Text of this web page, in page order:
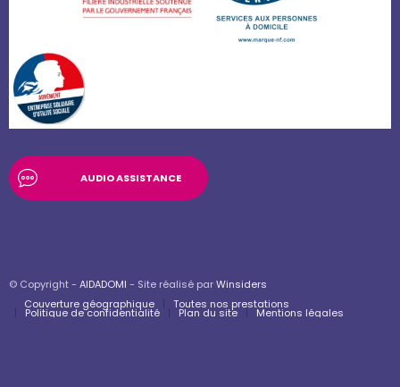
AUDIO ASSISTANCE
© Copyright - AIDADOMI - Site réalisé parWinsiders
Couverture géographique
Toutes nos prestations
Politique de confidentialité Plan du site Mentions légales